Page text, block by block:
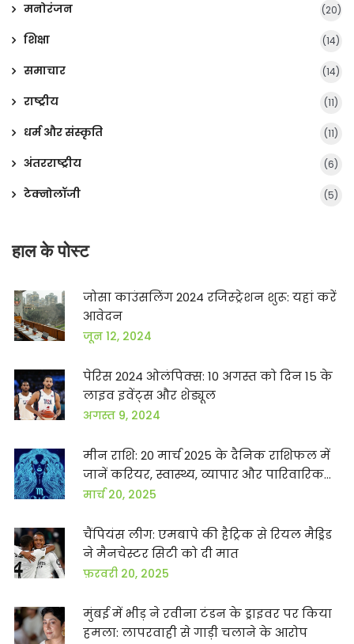
मनोरंजन (20)
शिक्षा (14)
समाचार (14)
राष्ट्रीय (11)
धर्म और संस्कृति (11)
अंतरराष्ट्रीय (6)
टेक्नोलॉजी (5)
हाल के पोस्ट
जोसा काउंसलिंग 2024 रजिस्ट्रेशन शुरू: यहां करें
आवेदन
जून 12, 2024
पेरिस 2024 ओलंपिक्स: 10 अगस्त को दिन 15 के
लाइव इवेंट्स और शेड्यूल
अगस्त 9, 2024
मीन राशि: 20 मार्च 2025 के दैनिक राशिफल में
जानें करियर, स्वास्थ्य, व्यापार और पारिवारिक
जीवन के बारे में
मार्च 20, 2025
चैंपियंस लीग: एमबापे की हैट्रिक से रियल मैड्रिड
ने मैनचेस्टर सिटी को दी मात
फ़रवरी 20, 2025
मुंबई में भीड़ ने रवीना टंडन के ड्राइवर पर किया
हमला: लापरवाही से गाड़ी चलाने के आरोप